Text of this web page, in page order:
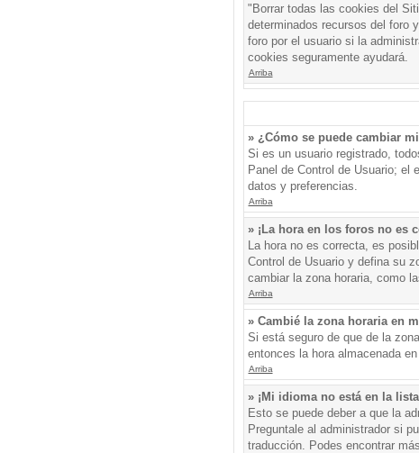
"Borrar todas las cookies del
determinados recursos del foro
foro por el usuario si la
cookies seguramente ayudará.
Arriba
» ¿Cómo se puede cambiar
Si es un usuario registrado,
Panel de Control de Usuario; el
datos y preferencias.
Arriba
» ¡La hora en los foros no es
La hora no es correcta, es
Control de Usuario y defina su
cambiar la zona horaria, como
Arriba
» Cambié la zona horaria en
Si está seguro de que de la
entonces la hora almacenada
Arriba
» ¡Mi idioma no está en la
Esto se puede deber a que la
Preguntale al administrador si
traducción. Podes encontrar